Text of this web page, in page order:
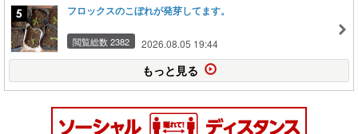
フロックスのこぼれが発芽してます。
閲覧総数 2382 2026.08.05 19:44
もっと見る